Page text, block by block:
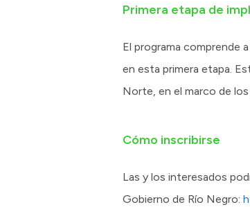
Primera etapa de
El programa comprende
en esta primera etapa.
Norte, en el marco de
Cómo inscribirse
Las y los interesados
Gobierno de Río Negro: